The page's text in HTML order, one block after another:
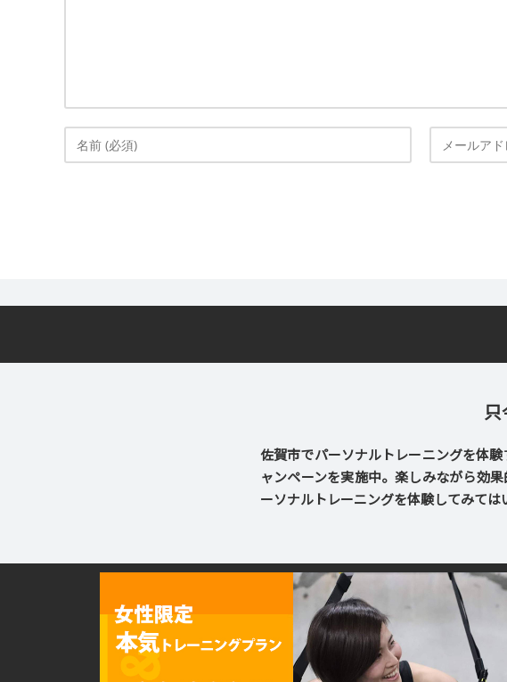
佐賀市でパーソナルトレーニングを体
ャンペーンを実施中。楽しみながら効
ーソナルトレーニングを体験してみては